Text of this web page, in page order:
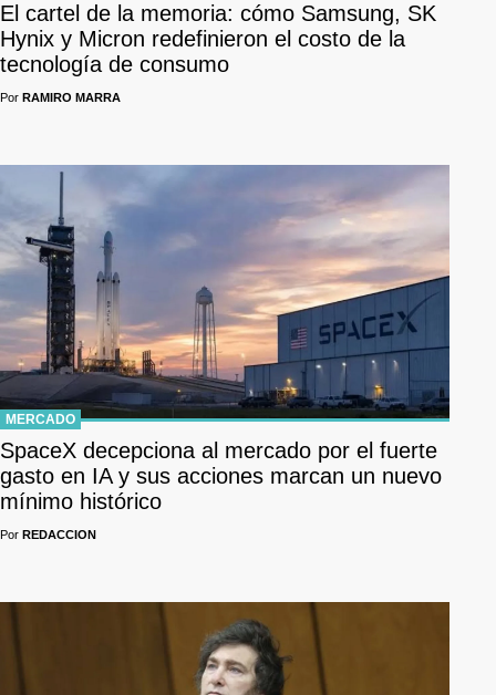
El cartel de la memoria: cómo Samsung, SK
Hynix y Micron redefinieron el costo de la
tecnología de consumo
Por RAMIRO MARRA
MERCADO
SpaceX decepciona al mercado por el fuerte
gasto en IA y sus acciones marcan un nuevo
mínimo histórico
Por REDACCION